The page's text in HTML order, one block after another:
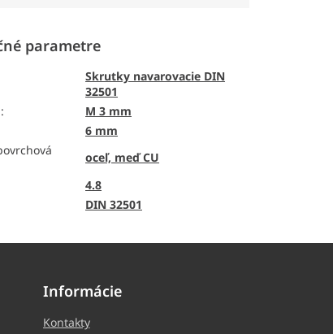
parametre
Skrutky navarovacie DIN
32501
:
M 3 mm
6 mm
oceľ, meď CU
4.8
DIN 32501
Informácie
Kontakty